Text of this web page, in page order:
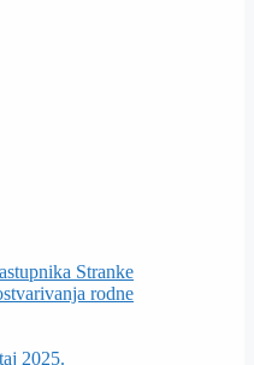
Stranke
rodne
2025.